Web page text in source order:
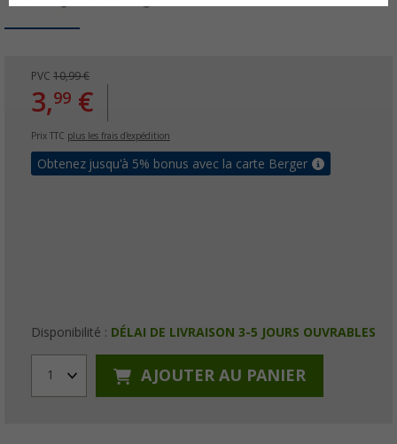
PVC 10,99 €
3,99 €
Prix TTC plus les frais d'expédition
Obtenez jusqu'à 5% bonus avec la carte Berger
Disponibilité : DÉLAI DE LIVRAISON 3-5 JOURS OUVRABLES
1 AJOUTER AU PANIER